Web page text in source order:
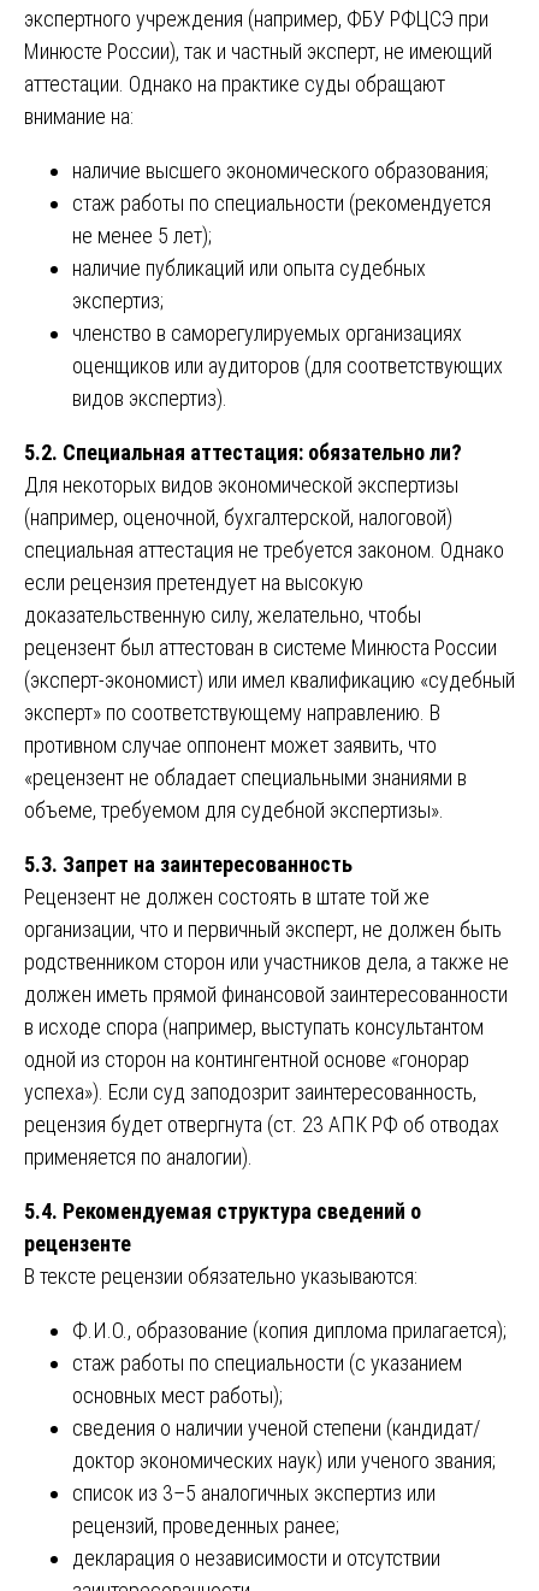
экспертного учреждения (например, ФБУ РФЦСЭ при
Минюсте России), так и частный эксперт, не имеющий
аттестации. Однако на практике суды обращают
внимание на:
наличие высшего экономического образования;
стаж работы по специальности (рекомендуется
не менее 5 лет);
наличие публикаций или опыта судебных
экспертиз;
членство в саморегулируемых организациях
оценщиков или аудиторов (для соответствующих
видов экспертиз).
5.2. Специальная аттестация: обязательно ли?
Для некоторых видов экономической экспертизы
(например, оценочной, бухгалтерской, налоговой)
специальная аттестация не требуется законом. Однако
если рецензия претендует на высокую
доказательственную силу, желательно, чтобы
рецензент был аттестован в системе Минюста России
(эксперт-экономист) или имел квалификацию «судебный
эксперт» по соответствующему направлению. В
противном случае оппонент может заявить, что
«рецензент не обладает специальными знаниями в
объеме, требуемом для судебной экспертизы».
5.3. Запрет на заинтересованность
Рецензент не должен состоять в штате той же
организации, что и первичный эксперт, не должен быть
родственником сторон или участников дела, а также не
должен иметь прямой финансовой заинтересованности
в исходе спора (например, выступать консультантом
одной из сторон на контингентной основе «гонорар
успеха»). Если суд заподозрит заинтересованность,
рецензия будет отвергнута (ст. 23 АПК РФ об отводах
применяется по аналогии).
5.4. Рекомендуемая структура сведений о
рецензенте
В тексте рецензии обязательно указываются:
Ф.И.О., образование (копия диплома прилагается);
стаж работы по специальности (с указанием
основных мест работы);
сведения о наличии ученой степени (кандидат/
доктор экономических наук) или ученого звания;
список из 3–5 аналогичных экспертиз или
рецензий, проведенных ранее;
декларация о независимости и отсутствии